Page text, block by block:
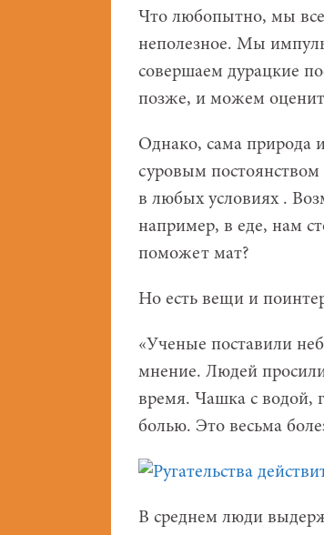
Что любопытно, мы
неполезное. Мы
совершаем дурацкие
позже, и можем
Однако, сама природа
суровым постоянством
в любых условиях .
например, в еде, нам
поможет мат?
Но есть вещи и
«Ученые поставили
мнение. Людей просили
время. Чашка с водой,
болью. Это весьма
В среднем люди